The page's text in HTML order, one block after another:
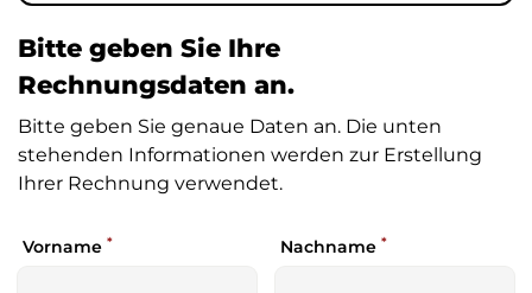
Bitte geben Sie Ihre
Rechnungsdaten an.
Bitte geben Sie genaue Daten an. Die unten
stehenden Informationen werden zur Erstellung
Ihrer Rechnung verwendet.
Vorname * Nachname *